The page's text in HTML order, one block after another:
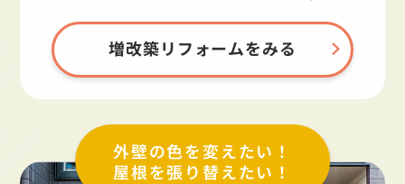
増改築リフォームをみる
外壁の色を変えたい！
屋根を張り替えたい！